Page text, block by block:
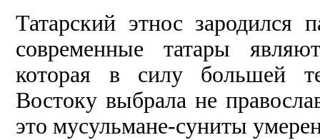
Татарский этнос зародился
современные татары
которая в силу большей
Востоку выбрала не
это мусульмане-суниты